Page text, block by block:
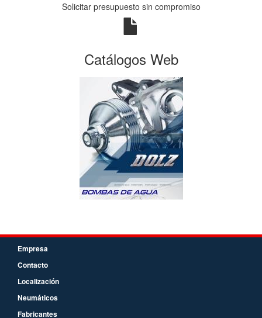
Solicitar presupuesto sin compromiso
Catálogos Web
Empresa
Contacto
Localización
Neumáticos
Fabricantes